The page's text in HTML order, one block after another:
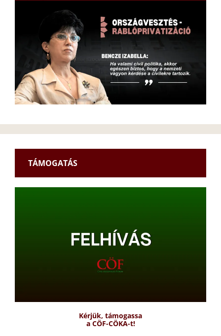
TÁMOGATÁS
Kérjük, támogassa
a CÖF-CÖKA-t!